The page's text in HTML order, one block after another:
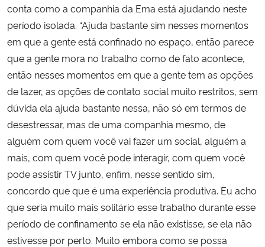
conta como a companhia da Ema está ajudando neste
período isolada. “Ajuda bastante sim nesses momentos
em que a gente está confinado no espaço, então parece
que a gente mora no trabalho como de fato acontece,
então nesses momentos em que a gente tem as opções
de lazer, as opções de contato social muito restritos, sem
dúvida ela ajuda bastante nessa, não só em termos de
desestressar, mas de uma companhia mesmo, de
alguém com quem você vai fazer um social, alguém a
mais, com quem você pode interagir, com quem você
pode assistir TV junto, enfim, nesse sentido sim,
concordo que que é uma experiência produtiva. Eu acho
que seria muito mais solitário esse trabalho durante esse
período de confinamento se ela não existisse, se ela não
estivesse por perto. Muito embora como se possa